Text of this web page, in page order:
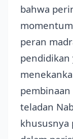
bahwa
peran
pendidikan
teladan
khususnya